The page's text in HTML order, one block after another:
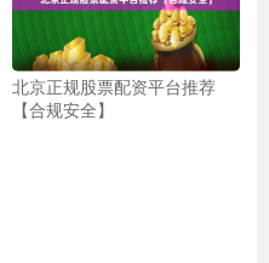
北京正规股票配资平台推荐
【合规安全】